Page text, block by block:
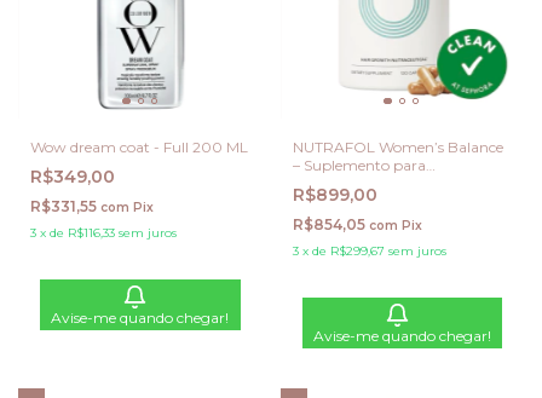
Wow dream coat - Full 200 ML
R$349,00
R$331,55 com Pix
3 x de R$116,33 sem juros
Avise-me quando chegar!
NUTRAFOL Women’s Balance
– Suplemento para
Crescimento Capilar (120
cápsulas)
R$899,00
R$854,05 com Pix
3 x de R$299,67 sem juros
Avise-me quando chegar!